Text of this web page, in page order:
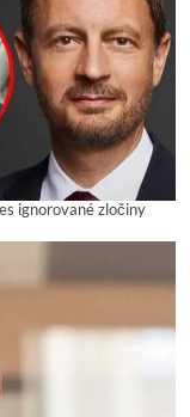
ignorované zločiny